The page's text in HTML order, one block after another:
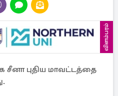
விளம்பரம்
சீனா புதிய மாவட்டத்தை